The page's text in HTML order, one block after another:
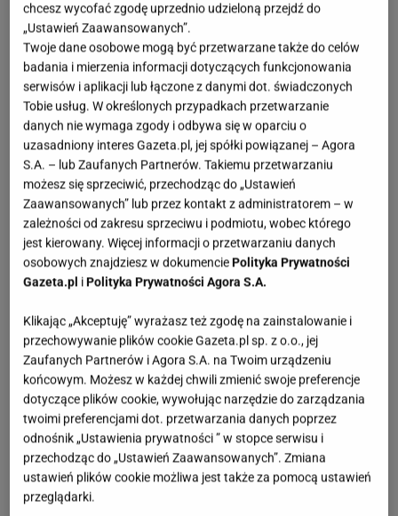
Beżowe klapki damskie z plecionką to mój faworyt,
muszę je przymierzyć!
Beżoweklapkiz plecionką to model, który od razu
przyciąga wzrok. Połączenie klasyki z modnym
wzorem sprawia, że są eleganckie, ale z
chcesz wycofać zgodę uprzednio udzieloną przejdź do
„Ustawień Zaawansowanych”.
Twoje dane osobowe mogą być przetwarzane także do celów
badania i mierzenia informacji dotyczących funkcjonowania
serwisów i aplikacji lub łączone z danymi dot. świadczonych
Tobie usług. W określonych przypadkach przetwarzanie
danych nie wymaga zgody i odbywa się w oparciu o
uzasadniony interes Gazeta.pl, jej spółki powiązanej – Agora
S.A. – lub Zaufanych Partnerów. Takiemu przetwarzaniu
możesz się sprzeciwić, przechodząc do „Ustawień
Zaawansowanych” lub przez kontakt z administratorem – w
zależności od zakresu sprzeciwu i podmiotu, wobec którego
jest kierowany. Więcej informacji o przetwarzaniu danych
osobowych znajdziesz w dokumenciePolityka Prywatności
Gazeta.pl iPolityka Prywatności Agora S.A.
Klikając „Akceptuję” wyrażasz też zgodę na zainstalowanie i
przechowywanie plików cookie Gazeta.pl sp. z o.o., jej
Zaufanych Partnerów i Agora S.A. na Twoim urządzeniu
końcowym. Możesz w każdej chwili zmienić swoje preferencje
dotyczące plików cookie, wywołując narzędzie do zarządzania
twoimi preferencjami dot. przetwarzania danych poprzez
odnośnik „Ustawienia prywatności ” w stopce serwisu i
przechodząc do „Ustawień Zaawansowanych”. Zmiana
ustawień plików cookie możliwa jest także za pomocą ustawień
przeglądarki.